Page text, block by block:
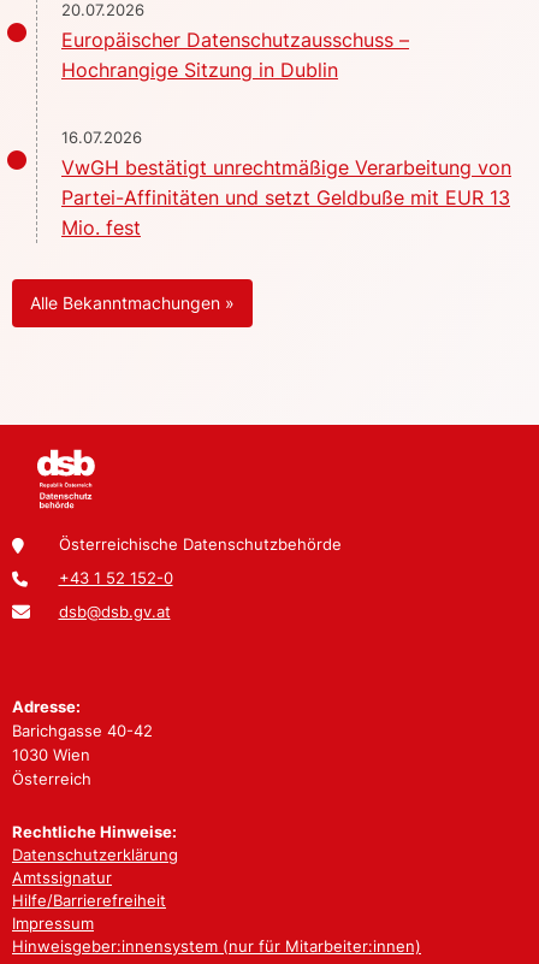
20.07.2026
Europäischer Datenschutzausschuss –
Hochrangige Sitzung in Dublin
16.07.2026
VwGH bestätigt unrechtmäßige Verarbeitung von
Partei-Affinitäten und setzt Geldbuße mit EUR 13
Mio. fest
Alle Bekanntmachungen »
Österreichische Datenschutzbehörde
+43 1 52 152-0
dsb@dsb.gv.at
Adresse:
Barichgasse 40-42
1030 Wien
Österreich
Rechtliche Hinweise:
Datenschutzerklärung
Amtssignatur
Hilfe/Barrierefreiheit
Impressum
Hinweisgeber:innensystem (nur für Mitarbeiter:innen)